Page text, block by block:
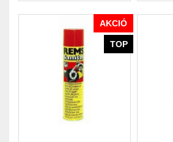
AKCIÓ
TOP